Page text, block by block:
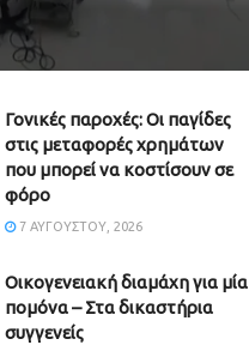
Γονικές παροχές: Οι παγίδες
στις μεταφορές χρημάτων
που μπορεί να κοστίσουν σε
φόρο
7 ΑΥΓΟΎΣΤΟΥ, 2026
Οικογενειακή διαμάχη για μία
πομόνα – Στα δικαστήρια
συγγενείς